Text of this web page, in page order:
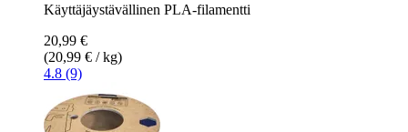
Käyttäjäystävällinen PLA-filamentti
20,99 €
(20,99 € / kg)
4.8 (9)